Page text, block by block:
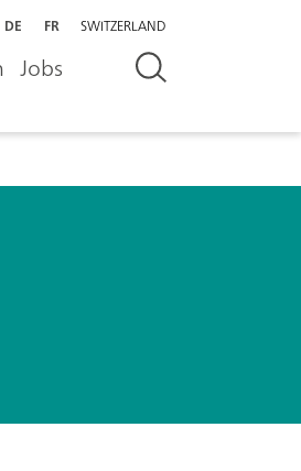
DE FR SWITZERLAND
Jobs